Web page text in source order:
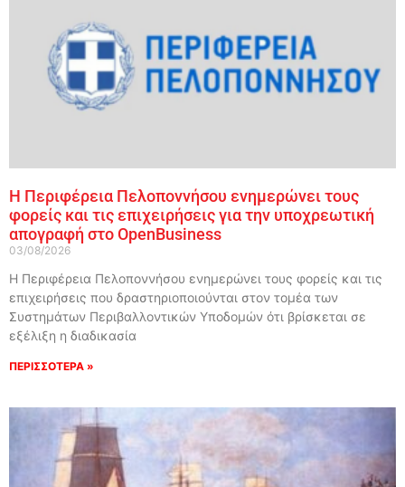
Η Περιφέρεια Πελοποννήσου ενημερώνει τους
φορείς και τις επιχειρήσεις για την υποχρεωτική
απογραφή στο OpenBusiness
03/08/2026
Η Περιφέρεια Πελοποννήσου ενημερώνει τους φορείς και τις
επιχειρήσεις που δραστηριοποιούνται στον τομέα των
Συστημάτων Περιβαλλοντικών Υποδομών ότι βρίσκεται σε
εξέλιξη η διαδικασία
ΠΕΡΙΣΣΟΤΕΡΑ »